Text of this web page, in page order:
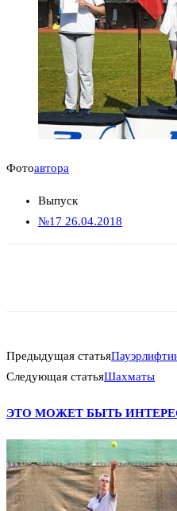
Фотоавтора
Выпуск
№17 26.04.2018
Предыдущая статья
Следующая статьяШахматы
ЭТО МОЖЕТ БЫТЬ